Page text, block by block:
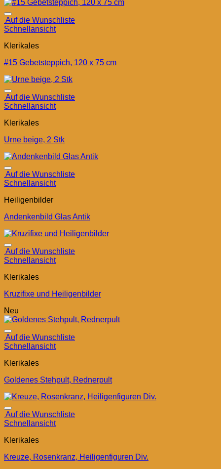
Auf die Wunschliste
Schnellansicht
Klerikales
#15 Gebetsteppich, 120 x 75 cm
Auf die Wunschliste
Schnellansicht
Klerikales
Urne beige, 2 Stk
Auf die Wunschliste
Schnellansicht
Heiligenbilder
Andenkenbild Glas Antik
Auf die Wunschliste
Schnellansicht
Klerikales
Kruzifixe und Heiligenbilder
Neu
Auf die Wunschliste
Schnellansicht
Klerikales
Goldenes Stehpult, Rednerpult
Auf die Wunschliste
Schnellansicht
Klerikales
Kreuze, Rosenkranz, Heiligenfiguren Div.